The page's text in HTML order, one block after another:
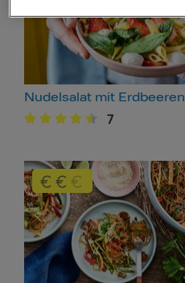
Nudelsalat mit Erdbeeren
7